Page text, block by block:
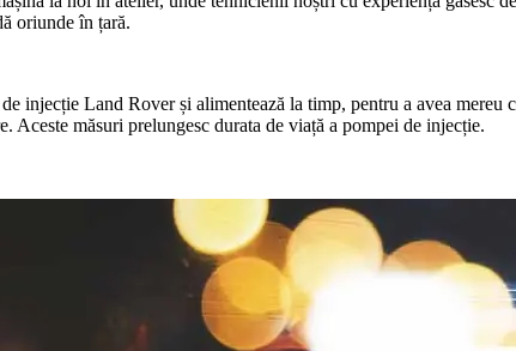
oriunde în țară.
injecție Land Rover și alimentează la timp, pentru a avea
Aceste măsuri prelungesc durata de viață a pompei de injecție.